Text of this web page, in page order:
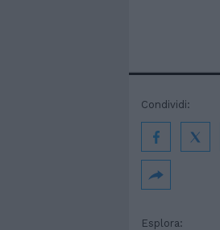
Esplora:
Condividi: